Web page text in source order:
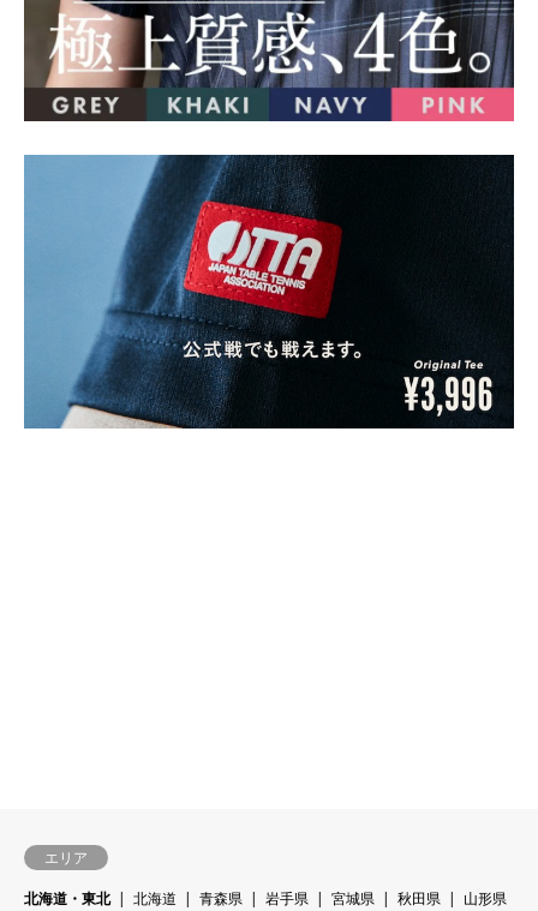
エリア
北海道・東北
北海道 青森県 岩手県 宮城県 秋田県
山形県